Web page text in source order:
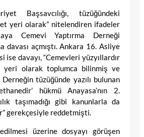
Başsavcılığı, tüzüğündeki
yeri olarak” nitelendiren ifadeler
Cemevi Yaptırma Derneği
davası açmıştı. Ankara 16. Asliye
ise davayı, “Cemevleri yüzyıllardır
yeri olarak toplumca bilinmiş ve
tüzüğünde yazılı bulunan
hükmü Anayasa’nın 2.
taşımadığı gibi kanunlarla da
gerekçesiyle reddetmişti.
üzerine dosyayı görüşen